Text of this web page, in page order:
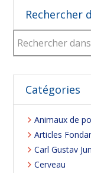
Rechercher
dans
ce
Catégories
Animaux de
Articles
Carl Gustav
Cerveau